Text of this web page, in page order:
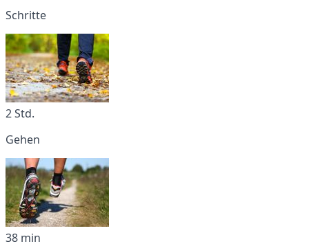
Schritte
2 Std.
Gehen
38 min